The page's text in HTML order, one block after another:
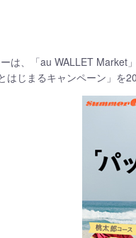
は、「au WALLET Market
はじまるキャンペーン」を